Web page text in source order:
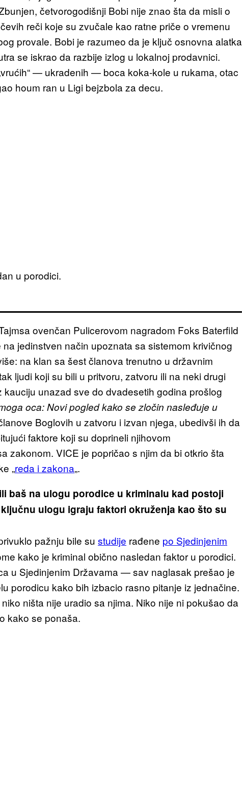
četvorogodišnji Bobi nije znao šta da misli o
reči koje su zvučale kao ratne priče o vremenu
provale. Bobi je razumeo da je ključ osnovna alatka
se iskrao da razbije izlog u lokalnoj prodavnici.
— ukradenih — boca koka-kole u rukama, otac
houm ran u Ligi bejzbola za decu.
u porodici.
ovenčan Pulicerovom nagradom Foks Baterfild
jedinstven način upoznata sa sistemom krivičnog
na klan sa šest članova trenutno u državnim
ljudi koji su bili u pritvoru, zatvoru ili na neki drugi
unazad sve do dvadesetih godina prošlog
oca: Novi pogled kako se zločin nasleđuje u
Boglovih u zatvoru i izvan njega, ubedivši ih da
faktore koji su doprineli njihovom
zakonom. VICE je popričao s njim da bi otkrio šta
„reda i zakona„.
baš na ulogu porodice u kriminalu kad postoji
ulogu igraju faktori okruženja kao što su
pažnju bile su studije rađene po Sjedinjenim
kako je kriminal obično nasledan faktor u porodici.
u Sjedinjenim Državama — sav naglasak prešao je
porodicu kako bih izbacio rasno pitanje iz jednačine.
ništa nije uradio sa njima. Niko nije ni pokušao da
kako se ponaša.